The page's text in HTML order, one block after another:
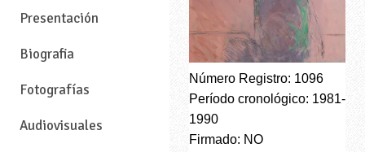
Presentación
Biografia
Fotografías
Audiovisuales
Número Registro: 1096
Período cronológico: 1981-
1990
Firmado: NO